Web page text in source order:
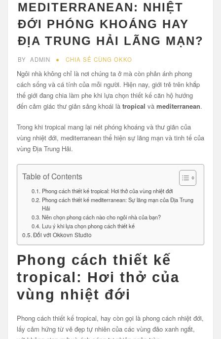
MEDITERRANEAN: NHIỆT
ĐỚI PHÓNG KHOÁNG HAY
ĐỊA TRUNG HẢI LÃNG MẠN?
BY ADMIN CHIA SẺ CÙNG OKKO
Ngôi nhà không chỉ là nơi chúng ta ở mà còn phản ánh phong
cách sống và cá tính của mỗi người. Hiện nay, giới trẻ trên khắp
thế giới đang chia làm phe khi lựa chọn thiết kế căn hộ hướng
đến cảm giác thư giản sảng khoái là tropical và mediterranean.
Trong khi tropical mang lại nét phóng khoáng và thư giãn của
vùng nhiệt đới, mediterranean thể hiện sự lãng mạn và tinh tế của
vùng Địa Trung Hải.
Table of Contents
Phong cách thiết kế tropical: Hơi thở của vùng nhiệt đới
Phong cách thiết kế mediterranean: Sự lãng mạn của Địa Trung
Hải
Nên chọn phong cách nào cho ngôi nhà của bạn?
Lưu ý khi lựa chọn phong cách thiết kế
Đối với Okkovn Studio
Phong cách thiết kế
tropical: Hơi thở của
vùng nhiệt đới
Phong cách thiết kế tropical, hay còn gọi là phong cách nhiệt đới,
lấy cảm hứng từ vẻ đẹp tự nhiên của các vùng đảo xanh ngắt,